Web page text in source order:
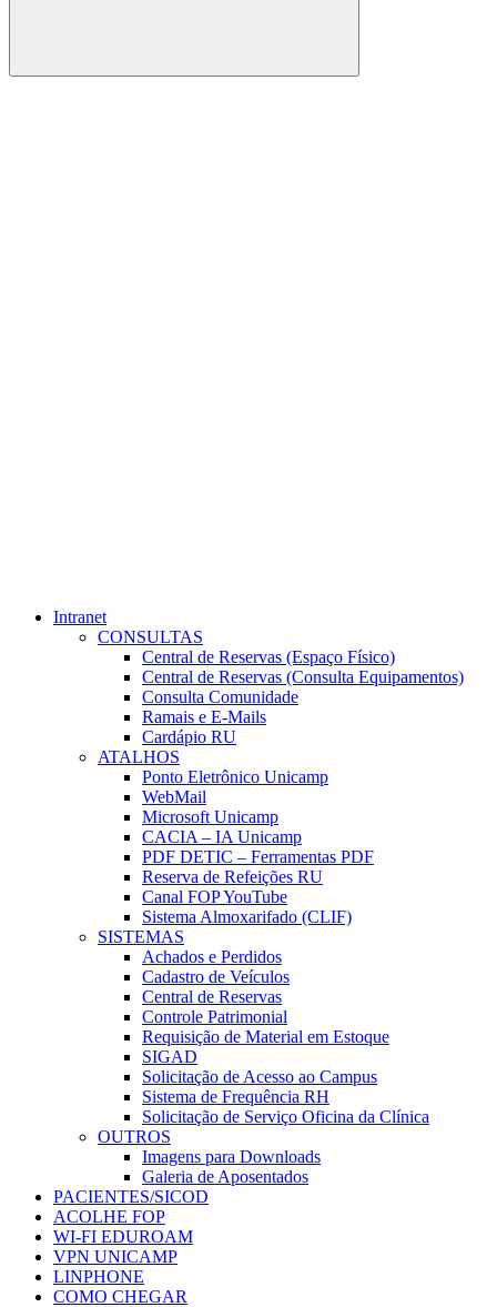
Buscar
Intranet
CONSULTAS
Central de Reservas (Espaço Físico)
Central de Reservas (Consulta Equipamentos)
Consulta Comunidade
Ramais e E-Mails
Cardápio RU
ATALHOS
Ponto Eletrônico Unicamp
WebMail
Microsoft Unicamp
CACIA – IA Unicamp
PDF DETIC – Ferramentas PDF
Reserva de Refeições RU
Canal FOP YouTube
Sistema Almoxarifado (CLIF)
SISTEMAS
Achados e Perdidos
Cadastro de Veículos
Central de Reservas
Controle Patrimonial
Requisição de Material em Estoque
SIGAD
Solicitação de Acesso ao Campus
Sistema de Frequência RH
Solicitação de Serviço Oficina da Clínica
OUTROS
Imagens para Downloads
Galeria de Aposentados
PACIENTES/SICOD
ACOLHE FOP
WI-FI EDUROAM
VPN UNICAMP
LINPHONE
COMO CHEGAR